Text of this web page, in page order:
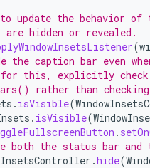
update the behavior of
hidden or revealed.
(
the caption bar even
for this, explicitly
rather than
. isVisible(
. isVisible(
.
both the status bar and
.hide(